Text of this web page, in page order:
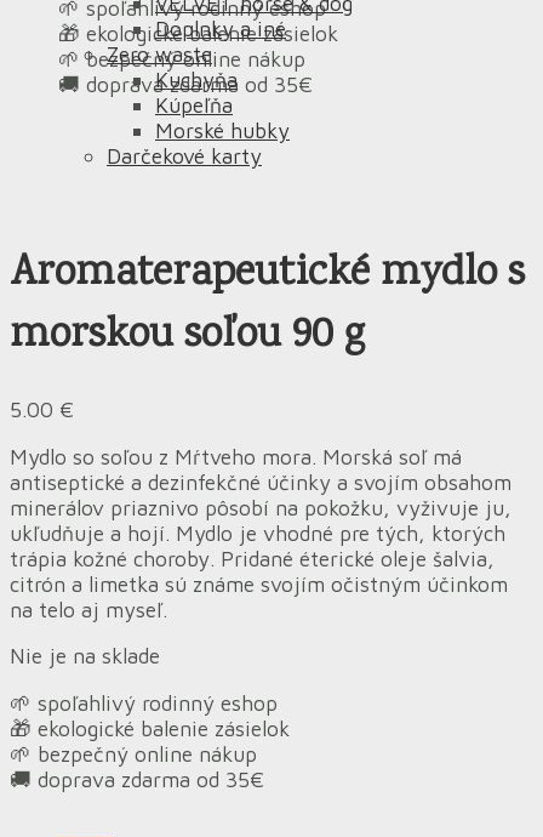
🌱 spoľahlivý rodinný eshop
🎁 ekologické balenie zásielok
🌱 bezpečný online nákup
🚚 doprava zdarma od 35€
Doplnky a iné
Zero waste
Kuchyňa
Kúpeľňa
Morské hubky
Darčekové karty
Aromaterapeutické mydlo s
morskou soľou 90 g
5.00 €
Mydlo so soľou z Mŕtveho mora. Morská soľ má
antiseptické a dezinfekčné účinky a svojím obsahom
minerálov priaznivo pôsobí na pokožku, vyživuje ju,
ukľudňuje a hojí. Mydlo je vhodné pre tých, ktorých
trápia kožné choroby. Pridané éterické oleje šalvia,
citrón a limetka sú známe svojím očistným účinkom
na telo aj myseľ.
Nie je na sklade
🌱 spoľahlivý rodinný eshop
🎁 ekologické balenie zásielok
🌱 bezpečný online nákup
🚚 doprava zdarma od 35€